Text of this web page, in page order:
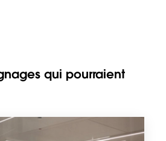
qui pourraient